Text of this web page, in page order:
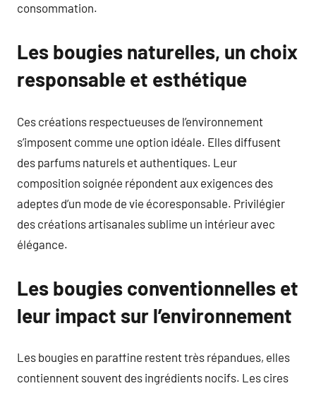
consommation.
Les bougies naturelles, un choix
responsable et esthétique
Ces créations respectueuses de l’environnement
s’imposent comme une option idéale. Elles diffusent
des parfums naturels et authentiques. Leur
composition soignée répondent aux exigences des
adeptes d’un mode de vie écoresponsable. Privilégier
des créations artisanales sublime un intérieur avec
élégance.
Les bougies conventionnelles et
leur impact sur l’environnement
Les bougies en paraffine restent très répandues, elles
contiennent souvent des ingrédients nocifs. Les cires